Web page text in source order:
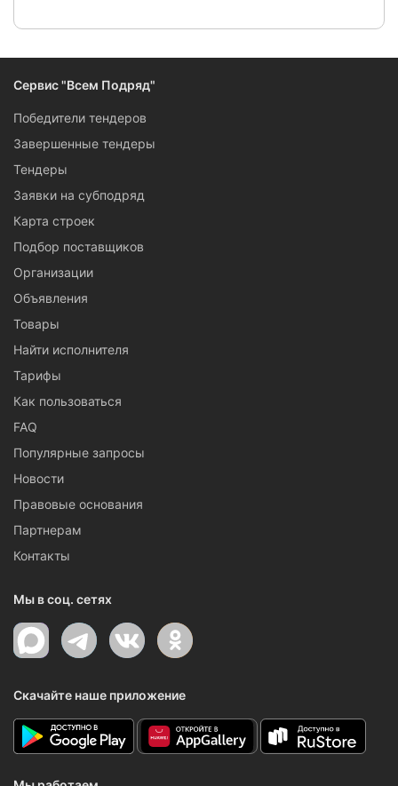
Сервис "Всем Подряд"
Победители тендеров
Завершенные тендеры
Тендеры
Заявки на субподряд
Карта строек
Подбор поставщиков
Организации
Объявления
Товары
Найти исполнителя
Тарифы
Как пользоваться
FAQ
Популярные запросы
Новости
Правовые основания
Партнерам
Контакты
Мы в соц. сетях
Скачайте наше приложение